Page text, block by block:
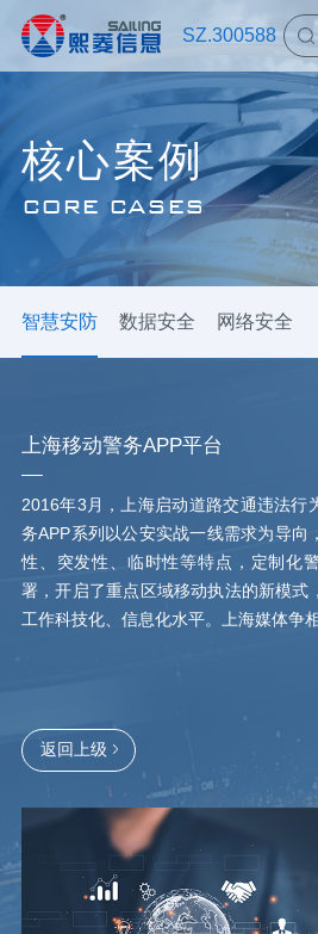
SZ.300588
核心案例
CORE CASES
智慧安防 数据安全 网络安全
上海移动警务APP平台
2016年3月，上海启动道路交通违法行
务APP系列以公安实战一线需求为导向
性、突发性、临时性等特点，定制化
署，开启了重点区域移动执法的新模式
工作科技化、信息化水平。上海媒体争
返回上级